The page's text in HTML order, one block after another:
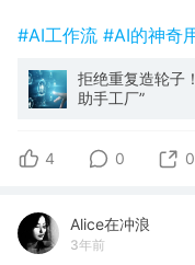
#AI工作流 #AI的神奇
拒绝重复造轮子
助手工厂”
4 0 0
Alice在冲浪
3年前